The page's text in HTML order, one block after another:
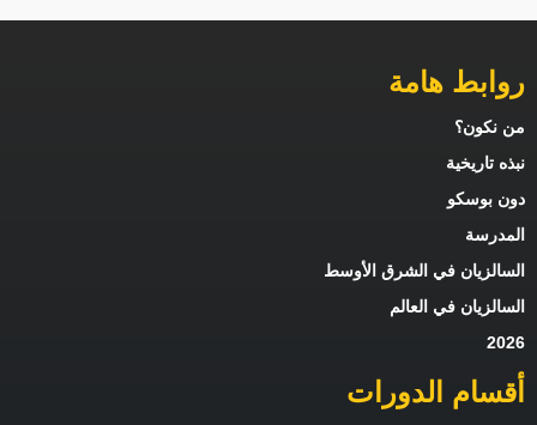
هامة
نكون؟
تاريخية
بوسكو
في الشرق الأوسط
في العالم
الدورات